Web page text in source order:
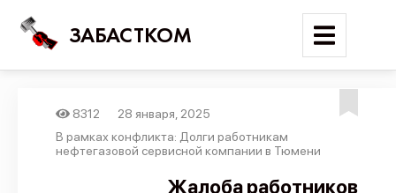
ЗАБАСТКОМ
Войти
Поиск
8312
28 января, 2025
В рамках конфликта: Долги работникам
нефтегазовой сервисной компании в Тюмени
Жалоба работников